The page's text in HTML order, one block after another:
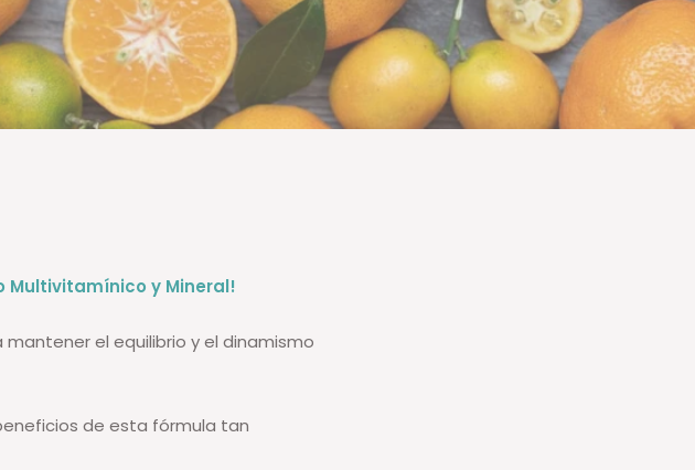
Multivitamínico y Mineral!
el equilibrio y el dinamismo
de esta fórmula tan